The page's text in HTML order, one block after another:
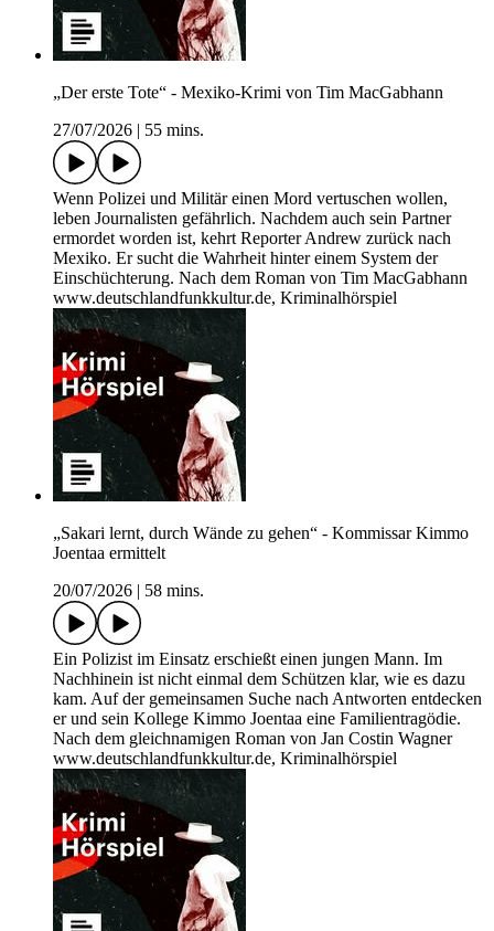
„Der erste Tote“ - Mexiko-Krimi von Tim MacGabhann
27/07/2026
55 mins.
Wenn Polizei und Militär einen Mord vertuschen wollen,
leben Journalisten gefährlich. Nachdem auch sein Partner
ermordet worden ist, kehrt Reporter Andrew zurück nach
Mexiko. Er sucht die Wahrheit hinter einem System der
Einschüchterung. Nach dem Roman von Tim MacGabhann
www.deutschlandfunkkultur.de, Kriminalhörspiel
„Sakari lernt, durch Wände zu gehen“ - Kommissar Kimmo
Joentaa ermittelt
20/07/2026
58 mins.
Ein Polizist im Einsatz erschießt einen jungen Mann. Im
Nachhinein ist nicht einmal dem Schützen klar, wie es dazu
kam. Auf der gemeinsamen Suche nach Antworten entdecken
er und sein Kollege Kimmo Joentaa eine Familientragödie.
Nach dem gleichnamigen Roman von Jan Costin Wagner
www.deutschlandfunkkultur.de, Kriminalhörspiel